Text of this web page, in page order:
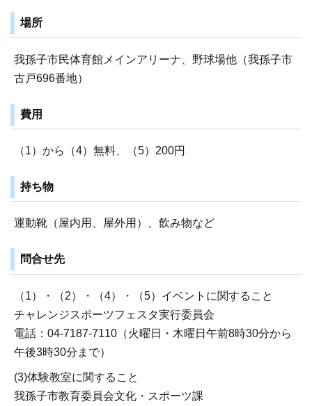
場所
我孫子市民体育館メインアリーナ、野球場他（我孫子市
古戸696番地）
費用
（1）から（4）無料、（5）200円
持ち物
運動靴（屋内用、屋外用）、飲み物など
問合せ先
（1）・（2）・（4）・（5）イベントに関すること
チャレンジスポーツフェスタ実行委員会
電話：04-7187-7110（火曜日・木曜日午前8時30分から
午後3時30分まで）
(3)体験教室に関すること
我孫子市教育委員会文化・スポーツ課